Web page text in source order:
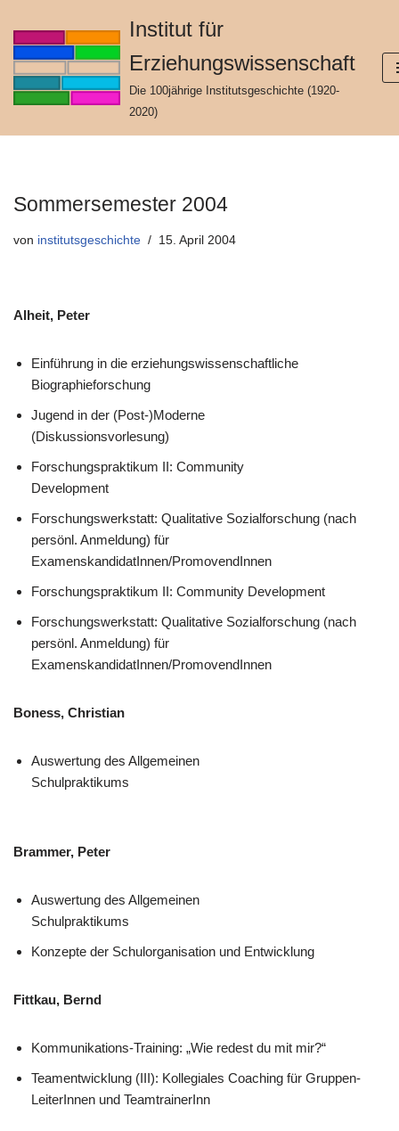
Zum
springen
Institut für
Erziehungswissenschaft
Die 100jährige Institutsgeschichte (1920-
2020)
Sommersemester 2004
von institutsgeschichte 15. April 2004
Alheit, Peter
Einführung in die erziehungswissenschaftliche
Biographieforschung
Jugend in der (Post-)Moderne
(Diskussionsvorlesung)
Forschungspraktikum II: Community
Development
Forschungswerkstatt: Qualitative Sozialforschung (nach
persönl. Anmeldung) für
ExamenskandidatInnen/PromovendInnen
Forschungspraktikum II: Community Development
Forschungswerkstatt: Qualitative Sozialforschung (nach
persönl. Anmeldung) für
ExamenskandidatInnen/PromovendInnen
Boness, Christian
Auswertung des Allgemeinen
Schulpraktikums
Brammer, Peter
Auswertung des Allgemeinen
Schulpraktikums
Konzepte der Schulorganisation und Entwicklung
Fittkau, Bernd
Kommunikations-Training: „Wie redest du mit mir?“
Teamentwicklung (III): Kollegiales Coaching für Gruppen-
LeiterInnen und TeamtrainerInn